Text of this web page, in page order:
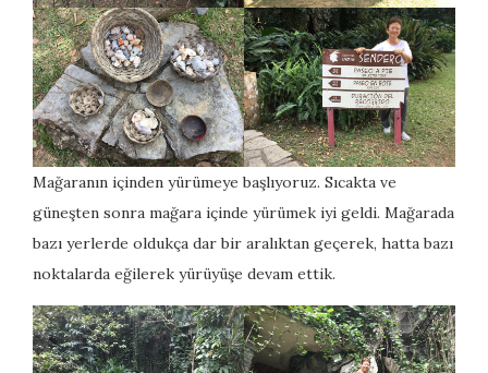
Mağaranın içinden yürümeye başlıyoruz. Sıcakta ve
güneşten sonra mağara içinde yürümek iyi geldi. Mağarada
bazı yerlerde oldukça dar bir aralıktan geçerek, hatta bazı
noktalarda eğilerek yürüyüşe devam ettik.